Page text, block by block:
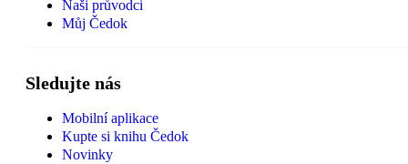
Naši průvodci
Můj Čedok
Sledujte nás
Mobilní aplikace
Kupte si knihu Čedok
Novinky